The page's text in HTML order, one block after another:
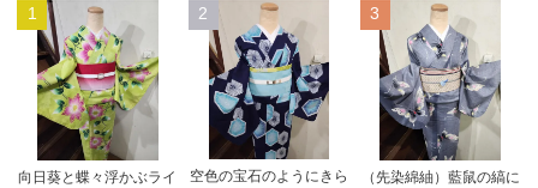
1
向日葵と蝶々浮かぶライ
2
空色の宝石のようにきら
3
（先染綿紬）藍鼠の縞に